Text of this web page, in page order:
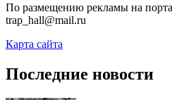
По размещению рекламы на
trap_hall@mail.ru
Карта сайта
Последние новости